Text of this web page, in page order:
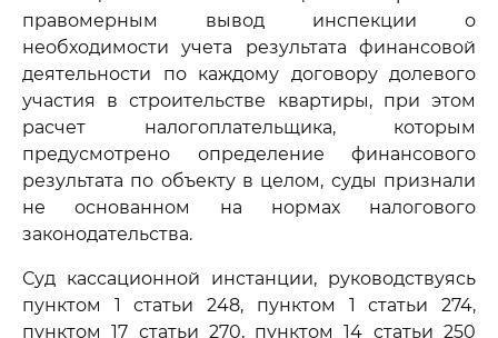
правомерным вывод инспекции о
необходимости учета результата финансовой
деятельности по каждому договору долевого
участия в строительстве квартиры, при этом
расчет налогоплательщика, которым
предусмотрено определение финансового
результата по объекту в целом, суды признали
не основанном на нормах налогового
законодательства.
Суд кассационной инстанции, руководствуясь
пунктом 1 статьи 248, пунктом 1 статьи 274,
пунктом 17 статьи 270, пунктом 14 статьи 250